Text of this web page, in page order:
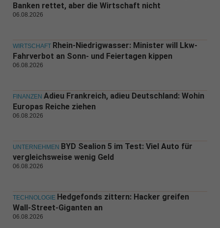
Banken rettet, aber die Wirtschaft nicht
06.08.2026
WIRTSCHAFT Rhein-Niedrigwasser: Minister will Lkw-
Fahrverbot an Sonn- und Feiertagen kippen
06.08.2026
FINANZEN Adieu Frankreich, adieu Deutschland: Wohin
Europas Reiche ziehen
06.08.2026
UNTERNEHMEN BYD Sealion 5 im Test: Viel Auto für
vergleichsweise wenig Geld
06.08.2026
TECHNOLOGIE Hedgefonds zittern: Hacker greifen
Wall-Street-Giganten an
06.08.2026